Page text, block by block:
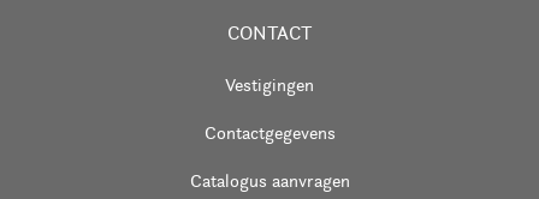
CONTACT
Vestigingen
Contactgegevens
Catalogus aanvragen